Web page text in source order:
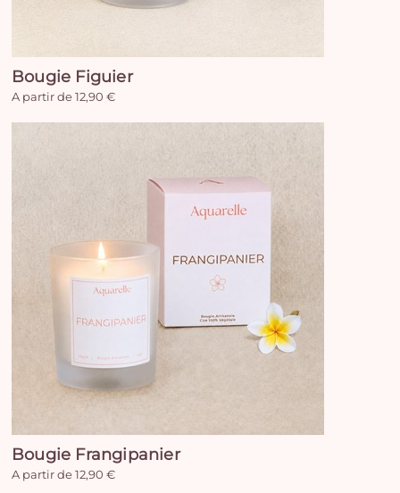
Bougie Figuier
A partir de 12,90 €
Bougie Frangipanier
A partir de 12,90 €